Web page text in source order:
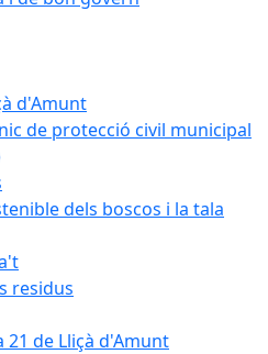
d'Amunt
de protecció civil municipal
dels boscos i la tala
residus
21 de Lliçà d'Amunt